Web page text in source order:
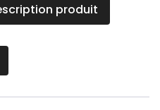
produit